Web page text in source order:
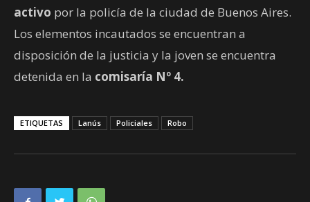
activo por la policía de la ciudad de Buenos Aires.
Los elementos incautados se encuentran a
disposición de la justicia y la joven se encuentra
detenida en la comisaría Nº 4.
ETIQUETAS Lanús Policiales Robo